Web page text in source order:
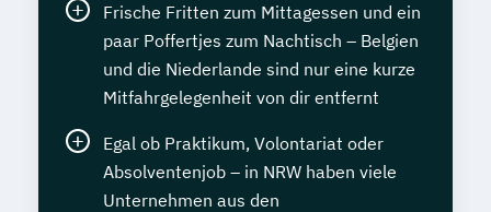
Frische Fritten zum Mittagessen und ein
paar Poffertjes zum Nachtisch – Belgien
und die Niederlande sind nur eine kurze
Mitfahrgelegenheit von dir entfernt
Egal ob Praktikum, Volontariat oder
Absolventenjob – in NRW haben viele
Unternehmen aus den